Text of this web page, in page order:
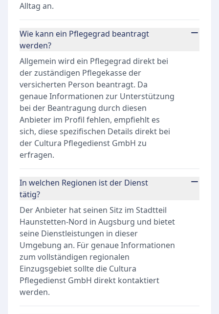
Alltag an.
Wie kann ein Pflegegrad beantragt
werden?
Allgemein wird ein Pflegegrad direkt bei
der zuständigen Pflegekasse der
versicherten Person beantragt. Da
genaue Informationen zur Unterstützung
bei der Beantragung durch diesen
Anbieter im Profil fehlen, empfiehlt es
sich, diese spezifischen Details direkt bei
der Cultura Pflegedienst GmbH zu
erfragen.
In welchen Regionen ist der Dienst
tätig?
Der Anbieter hat seinen Sitz im Stadtteil
Haunstetten-Nord in Augsburg und bietet
seine Dienstleistungen in dieser
Umgebung an. Für genaue Informationen
zum vollständigen regionalen
Einzugsgebiet sollte die Cultura
Pflegedienst GmbH direkt kontaktiert
werden.